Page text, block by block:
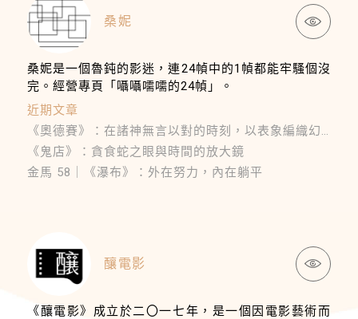
桑妮
桑妮是一個魯鈍的影迷，連24幀中的1幀都能牢騷個沒
完。經營專頁「囁囁嚅嚅的24幀」。
近期文章
《奧德賽》：在諸神無言以對的時刻，以表象編織幻覺
《鬼店》：貪食蛇之眼與時間的放大鏡
金馬 58｜《瀑布》：外在努力，內在躺平
釀電影
《釀電影》成立於二〇一七年，是一個因電影藝術而